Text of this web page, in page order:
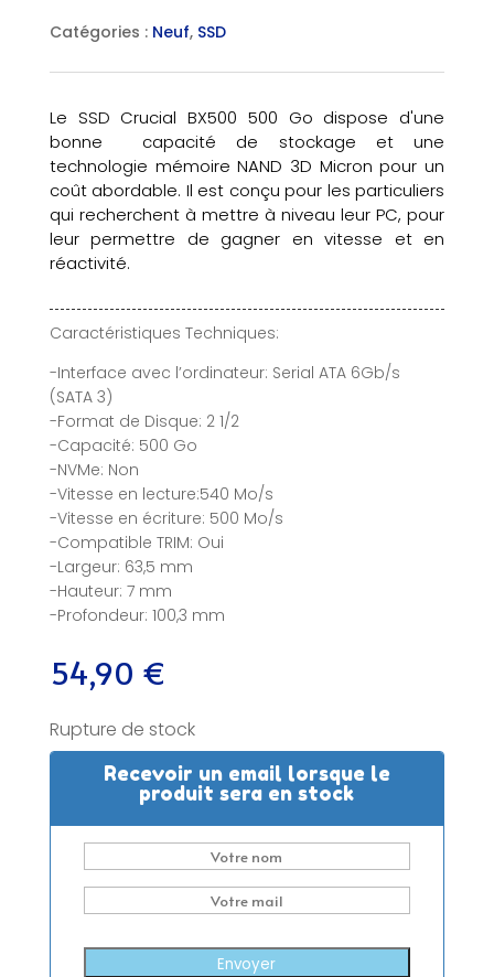
Catégories : Neuf, SSD
Le SSD Crucial BX500 500 Go dispose d'une
bonne capacité de stockage et une
technologie mémoire NAND 3D Micron pour un
coût abordable. Il est conçu pour les particuliers
qui recherchent à mettre à niveau leur PC, pour
leur permettre de gagner en vitesse et en
réactivité.
Caractéristiques Techniques:
-Interface avec l’ordinateur: Serial ATA 6Gb/s
(SATA 3)
-Format de Disque: 2 1/2
-Capacité: 500 Go
-NVMe: Non
-Vitesse en lecture:540 Mo/s
-Vitesse en écriture: 500 Mo/s
-Compatible TRIM: Oui
-Largeur: 63,5 mm
-Hauteur: 7 mm
-Profondeur: 100,3 mm
54,90 €
Rupture de stock
Recevoir un email lorsque le
produit sera en stock
Envoyer